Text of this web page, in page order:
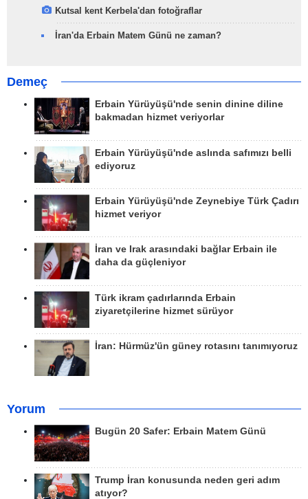
Kutsal kent Kerbela'dan fotoğraflar
İran'da Erbain Matem Günü ne zaman?
Demeç
Erbain Yürüyüşü'nde senin dinine diline
bakmadan hizmet veriyorlar
Erbain Yürüyüşü'nde aslında safımızı belli
ediyoruz
Erbain Yürüyüşü'nde Zeynebiye Türk Çadırı
hizmet veriyor
İran ve Irak arasındaki bağlar Erbain ile
daha da güçleniyor
Türk ikram çadırlarında Erbain
ziyaretçilerine hizmet sürüyor
İran: Hürmüz'ün güney rotasını tanımıyoruz
Yorum
Bugün 20 Safer: Erbain Matem Günü
Trump İran konusunda neden geri adım
atıyor?